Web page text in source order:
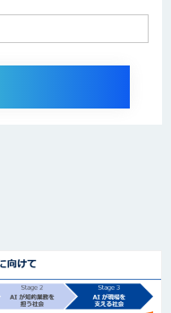
by GPT-4
ブートキャンプ
ェント